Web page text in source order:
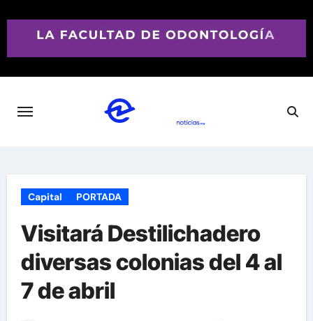
Capital PORTADA
Visitará Destilichadero
diversas colonias del 4 al
7 de abril